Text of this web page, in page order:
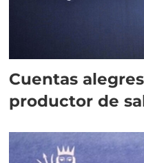
Cuentas
productor de